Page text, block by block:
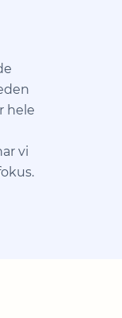
hele
vi